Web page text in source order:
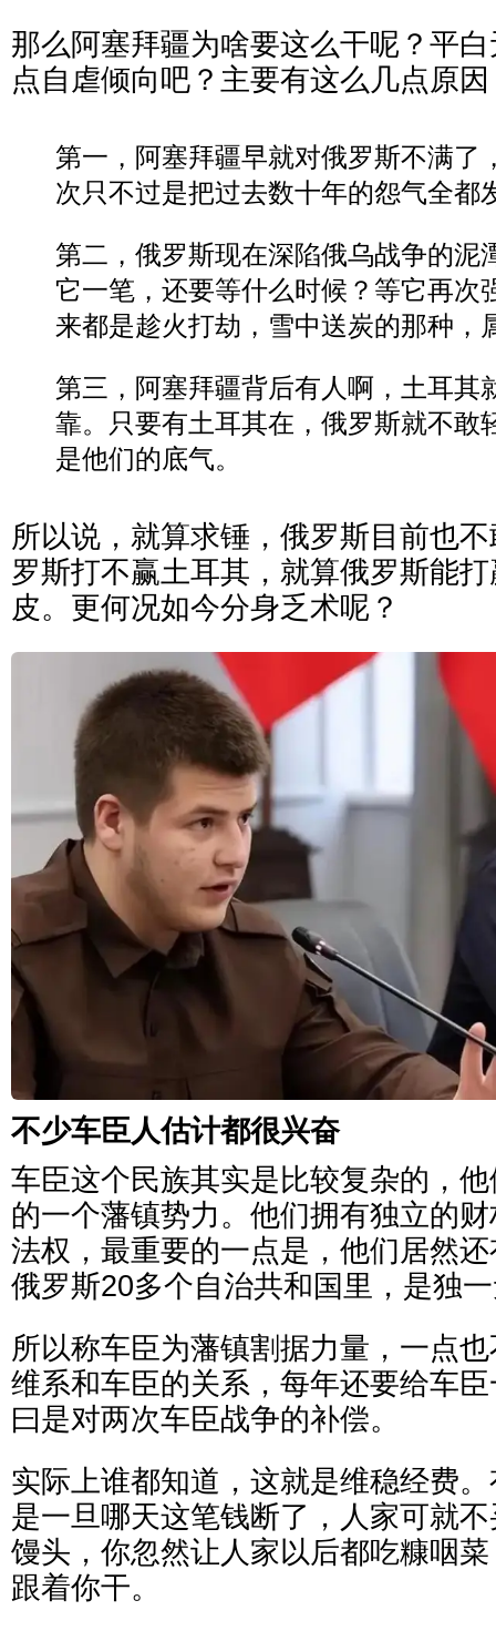
那么阿塞拜疆为啥要这么干呢？平
点自虐倾向吧？主要有这么几点原因
第一，阿塞拜疆早就对俄罗斯不满了
次只不过是把过去数十年的怨气全都
第二，俄罗斯现在深陷俄乌战争的泥
它一笔，还要等什么时候？等它再次
来都是趁火打劫，雪中送炭的那种，
第三，阿塞拜疆背后有人啊，土耳其
靠。只要有土耳其在，俄罗斯就不敢
是他们的底气。
所以说，就算求锤，俄罗斯目前也
罗斯打不赢土耳其，就算俄罗斯能
皮。更何况如今分身乏术呢？
不少车臣人估计都很兴奋
车臣这个民族其实是比较复杂的，
的一个藩镇势力。他们拥有独立的
法权，最重要的一点是，他们居然
俄罗斯20多个自治共和国里，是独
所以称车臣为藩镇割据力量，一点
维系和车臣的关系，每年还要给车
曰是对两次车臣战争的补偿。
实际上谁都知道，这就是维稳经费
是一旦哪天这笔钱断了，人家可就
馒头，你忽然让人家以后都吃糠咽
跟着你干。